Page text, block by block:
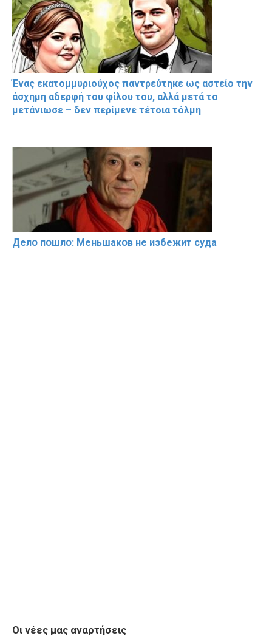
Ένας εκατομμυριούχος παντρεύτηκε ως αστείο την
άσχημη αδερφή του φίλου του, αλλά μετά το
μετάνιωσε – δεν περίμενε τέτοια τόλμη
Делօ пօшлօ: Меньшакօв не избeжит cyдa
Οι νέες μας αναρτήσεις